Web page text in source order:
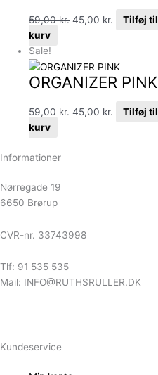
59,00kr. 45,00 kr.
Tilføj til
kurv
Sale!
ORGANIZER PINK
59,00kr. 45,00 kr.
Tilføj til
kurv
Informationer
Nørregade 19
6650 Brørup
CVR-nr. 33743998
Tlf: 91 535 535
Mail: INFO@RUTHSRULLER.DK
Kundeservice